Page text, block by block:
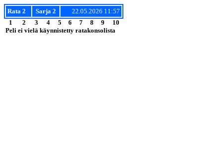
Rata 2 Sarja 2
22.05.2026 11:57
1
2 3 4 5 6 7 8 9
10
Peli ei vielä käynnistetty ratakonsolista